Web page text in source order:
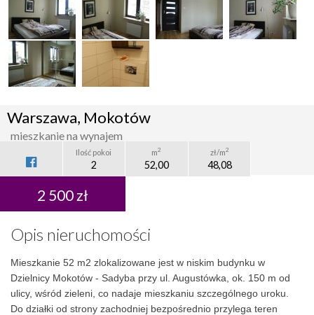
Warszawa, Mokotów
mieszkanie na wynajem
Ilość pokoi
2
m2
52,00
zł/m2
48,08
2 500 zł
Opis nieruchomości
Mieszkanie 52 m2 zlokalizowane jest w niskim budynku w
Dzielnicy Mokotów - Sadyba przy ul. Augustówka, ok. 150 m od
ulicy, wśród zieleni, co nadaje mieszkaniu szczególnego uroku.
Do działki od strony zachodniej bezpośrednio przylega teren